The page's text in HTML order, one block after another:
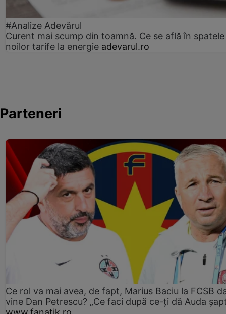
#Analize Adevărul
Curent mai scump din toamnă. Ce se află în spatele
noilor tarife la energie adevarul.ro
Parteneri
Ce rol va mai avea, de fapt, Marius Baciu la FCSB
vine Dan Petrescu? „Ce faci după ce-ți dă Auda